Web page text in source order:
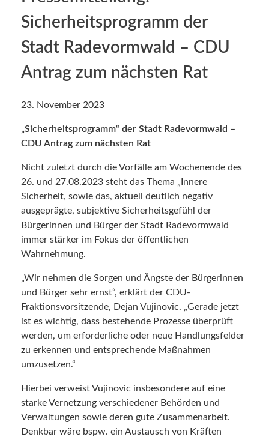
Sicherheitsprogramm der
Stadt Radevormwald – CDU
Antrag zum nächsten Rat
23. November 2023
„Sicherheitsprogramm“ der Stadt Radevormwald –
CDU Antrag zum nächsten Rat
Nicht zuletzt durch die Vorfälle am Wochenende des
26. und 27.08.2023 steht das Thema „Innere
Sicherheit, sowie das, aktuell deutlich negativ
ausgeprägte, subjektive Sicherheitsgefühl der
Bürgerinnen und Bürger der Stadt Radevormwald
immer stärker im Fokus der öffentlichen
Wahrnehmung.
„Wir nehmen die Sorgen und Ängste der Bürgerinnen
und Bürger sehr ernst“, erklärt der CDU-
Fraktionsvorsitzende, Dejan Vujinovic. „Gerade jetzt
ist es wichtig, dass bestehende Prozesse überprüft
werden, um erforderliche oder neue Handlungsfelder
zu erkennen und entsprechende Maßnahmen
umzusetzen.“
Hierbei verweist Vujinovic insbesondere auf eine
starke Vernetzung verschiedener Behörden und
Verwaltungen sowie deren gute Zusammenarbeit.
Denkbar wäre bspw. ein Austausch von Kräften